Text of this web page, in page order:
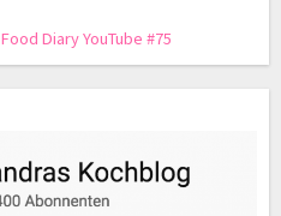
Food Diary YouTube #75